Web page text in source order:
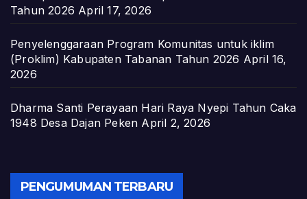
Tahun 2026 April 17, 2026
Penyelenggaraan Program Komunitas untuk iklim
(Proklim) Kabupaten Tabanan Tahun 2026 April 16,
2026
Dharma Santi Perayaan Hari Raya Nyepi Tahun Caka
1948 Desa Dajan Peken April 2, 2026
PENGUMUMAN TERBARU